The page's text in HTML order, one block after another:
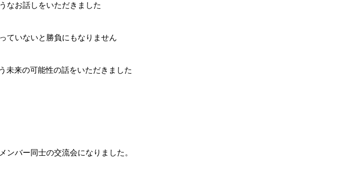
なお話しをいただきました
ていないと勝負にもなりません
未来の可能性の話をいただきました
ンバー同士の交流会になりました。